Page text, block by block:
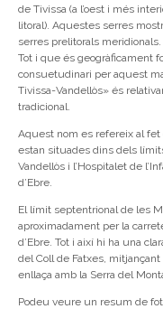
de Tivissa (a l’oest i més
litoral). Aquestes serres
serres prelitorals meridionals.
Tot i que és geogràficament
consuetudinari per aquest
Tivissa-Vandellòs» és
tradicional.
Aquest nom es refereix al
estan situades dins dels
Vandellòs i l’Hospitalet de
d’Ebre.
El límit septentrional de les
aproximadament per la
d’Ebre. Tot i així hi ha una
del Coll de Fatxes,
enllaça amb la Serra del
Podeu veure un resum de